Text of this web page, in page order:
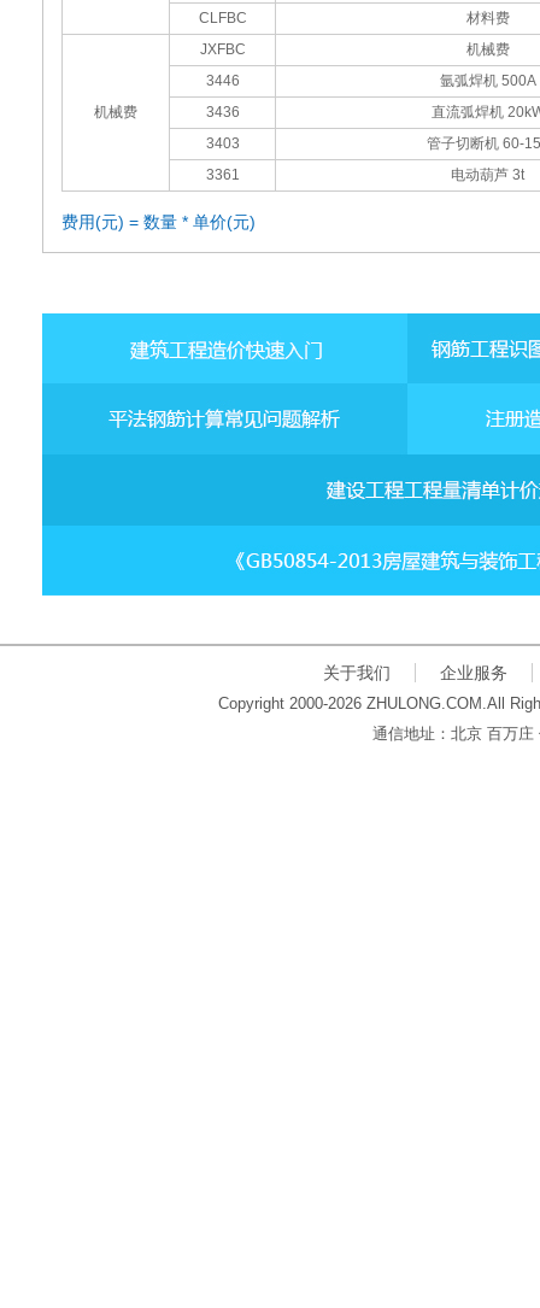
CLFBC
材料费
机械费
JXFBC
机械费
3446
氩弧焊机 500A
3436
直流弧焊机
3403
管子切断机 60-
3361
电动葫芦 3t
费用(元) = 数量 * 单价(元)
关于我们 企业服务
Copyright 2000-2026 ZHULONG.COM.All
通信地址：北京 百万